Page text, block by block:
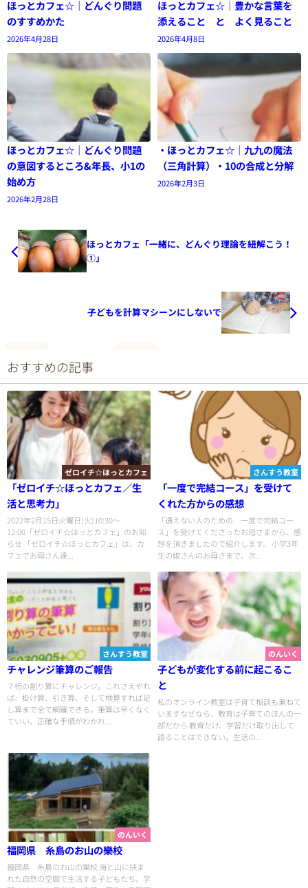
ほっとカフェ☆｜どんぐり問題
のすすめかた
2026年4月28日
ほっとカフェ☆｜豊かな言葉を
添えること と よく見ること
2026年4月8日
ほっとカフェ☆｜どんぐり問題
の意図するところ&年長、小1の
始め方
2026年2月28日
・ほっとカフェ☆｜九九の魔法
（三角計算）・10の合成と分解
2026年2月3日
ほっとカフェ「一緒に、どんぐり理論を紐解こう！
①」
子どもを計算マシーンにしないで
おすすめの記事
ゼロイチ☆ほっとカフェ
「ゼロイチ☆ほっとカフェ／生
活と思考力」
2022年2月15日火曜日(火)10:30〜
12:00「ゼロイチ☆ほっとカフェ」のお知
らせ 「ゼロイチ☆ほっとカフェ」は、カ
フェでお母さん達...
さんすう教室
「一度で完結コース」を受けて
くれた方からの感想
「通えない人のための 一度で完結コー
ス」を受けてくださったお母さまから、感
想を頂きましたので紹介します。 小学3年
生の娘さんのお母さまで、次...
さんすう教室
チャレンジ筆算のご報告
７桁の割り算にチャレンジ。これさえやれ
ば、掛け算、引き算、そして検算すれば足
し算まで全て網羅できる。筆算は早くなく
ていい。正確な手順がわかれ...
のんいく
子どもが変化する前に起こるこ
と
私のオンライン教室は子育て相談も兼ねて
いますなぜなら、教育は子育てのほんの一
部だから 教育だけ、学習だけ取り出して
語ることはできない。生活の...
のんいく
福岡県 糸島のお山の樂校
福岡県 糸島のお山の樂校 海と山に挟ま
れた自然の空間で生活する子どもたち。学